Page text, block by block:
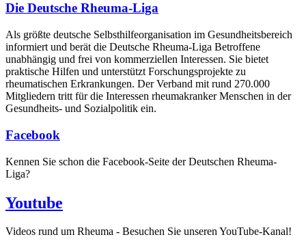
Die Deutsche Rheuma-Liga
Als größte deutsche Selbsthilfe­organisation im Gesundheitsbereich
informiert und berät die Deutsche Rheuma-Liga Betroffene
unabhängig und frei von kommerziellen Interessen. Sie bietet
praktische Hilfen und unterstützt Forschungsprojekte zu
rheumatischen Erkrankungen. Der Verband mit rund 270.000
Mitgliedern tritt für die Interessen rheumakranker Menschen in der
Gesundheits- und Sozialpolitik ein.
Facebook
Kennen Sie schon die Facebook-Seite der Deutschen Rheuma-
Liga?
Youtube
Videos rund um Rheuma - Besuchen Sie unseren YouTube-Kanal!